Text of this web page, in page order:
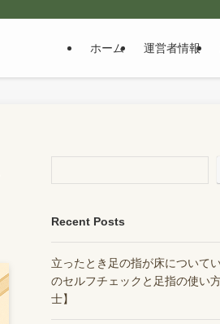
ホーム 運営者情報
Recent Posts
立ったとき足の指が床について
のセルフチェックと足指の使い
士】